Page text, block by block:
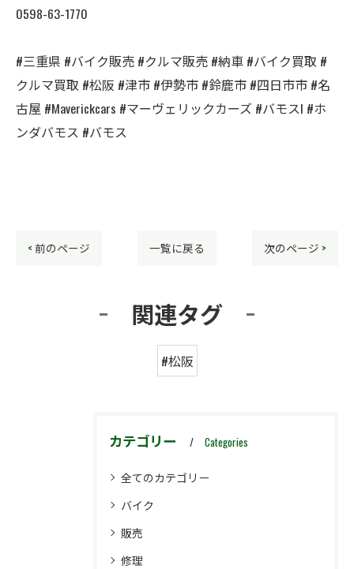
0598-63-1770
#三重県 #バイク販売 #クルマ販売 #納車 #バイク買取 #
クルマ買取 #松阪 #津市 #伊勢市 #鈴鹿市 #四日市市 #名
古屋 #Maverickcars #マーヴェリックカーズ #バモスl #ホ
ンダバモス #バモス
< 前のページ 一覧に戻る 次のページ >
関連タグ
#松阪
カテゴリー Categories
全てのカテゴリー
バイク
販売
修理